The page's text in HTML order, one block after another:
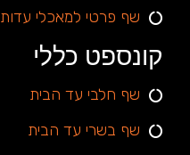
שף פרטי למאכלי עדות
קונספט כללי
שף חלבי עד הבית
שף בשרי עד הבית